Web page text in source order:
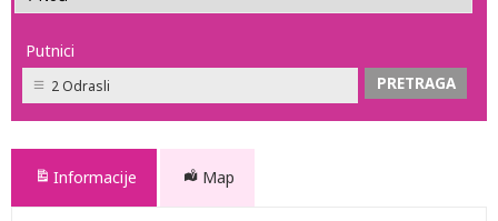
Putnici
2 Odrasli
Informacije Map